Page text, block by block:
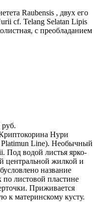
Raubensis , двух его
cf. Telang Selatan Lipis
с преобладанием
руб.
Нури
Line). Необычный
Под водой листья ярко-
центральной жилкой и
название
листовой пластине
Приживается
к материнскому кусту.